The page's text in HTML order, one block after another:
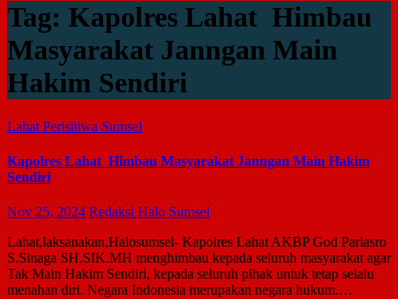
Tag: Kapolres Lahat Himbau
Masyarakat Janngan Main
Hakim Sendiri
Lahat Perisitiwa Sumsel
Kapolres Lahat Himbau Masyarakat Janngan Main Hakim
Sendiri
Nov 25, 2024 Redaksi Halo Sumsel
Lahat,laksanakan,Halosumsel- Kapolres Lahat AKBP God Parlasro
S.Sinaga SH.SIK.MH menghimbau kepada seluruh masyarakat agar
Tak Main Hakim Sendiri, kepada seluruh pihak untuk tetap selalu
menahan diri. Negara Indonesia merupakan negara hukum.…